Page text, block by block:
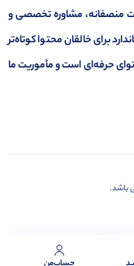
منصفانه، مشاوره تخصصی و
برای خالقان محتوا کوتاه‌تر
حرفه‌ای است و مأموریت ما
باشد.